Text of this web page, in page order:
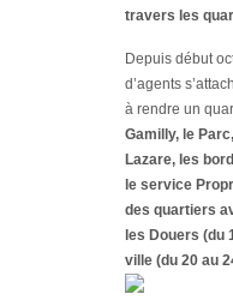
travers les
Depuis début
d’agents
à rendre un
Gamilly, le
Lazare, les
le service
des quartiers
les Douers (du
ville (du 20 au